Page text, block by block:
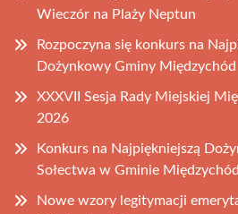
Wieczór na Plaży Neptun
Rozpoczyna się konkurs na
Dożynkowy Gminy Międzychód
XXXVII Sesja Rady Miejskiej
2026
Konkurs na Najpiękniejszą
Sołectwa w Gminie Międzychód
Nowe wzory legitymacji